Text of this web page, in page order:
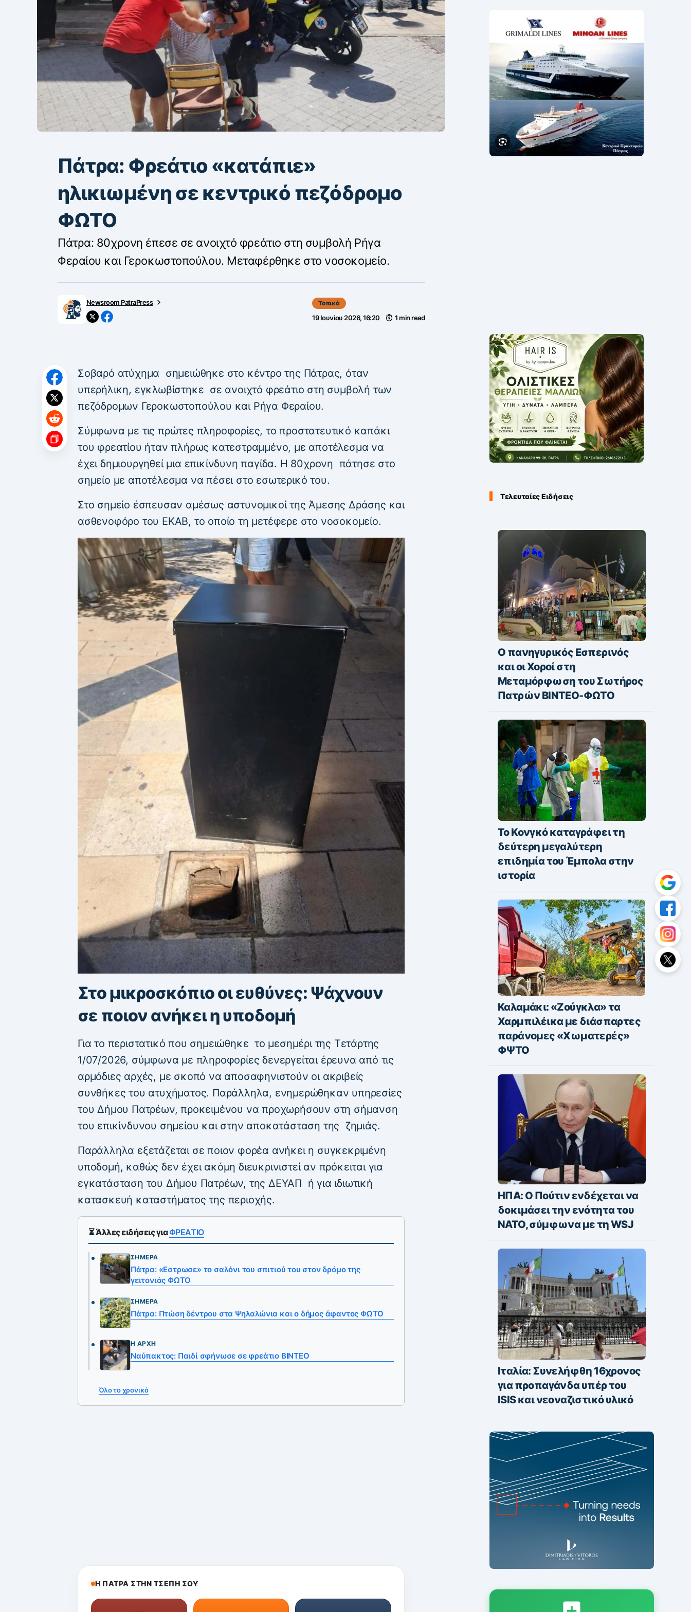
Πάτρα: Φρεάτιο «κατάπιε»
ηλικιωμένη σε κεντρικό πεζόδρομο
ΦΩΤΟ
Πάτρα: 80χρονη έπεσε σε ανοιχτό φρεάτιο στη συμβολή Ρήγα
Φεραίου και Γεροκωστοπούλου. Μεταφέρθηκε στο νοσοκομείο.
Newsroom PatraPress Τοπικά
19 Ιουνίου 2026, 16:20 1 min read
Σοβαρό ατύχημα σημειώθηκε στο κέντρο της Πάτρας, όταν
υπερήλικη, εγκλωβίστηκε σε ανοιχτό φρεάτιο στη συμβολή των
πεζόδρομων Γεροκωστοπούλου και Ρήγα Φεραίου.
Σύμφωνα με τις πρώτες πληροφορίες, το προστατευτικό καπάκι
του φρεατίου ήταν πλήρως κατεστραμμένο, με αποτέλεσμα να
έχει δημιουργηθεί μια επικίνδυνη παγίδα. Η 80χρονη πάτησε στο
σημείο με αποτέλεσμα να πέσει στο εσωτερικό του.
Στο σημείο έσπευσαν αμέσως αστυνομικοί της Άμεσης Δράσης και
ασθενοφόρο του ΕΚΑΒ, το οποίο τη μετέφερε στο νοσοκομείο.
Στο μικροσκόπιο οι ευθύνες: Ψάχνουν
σε ποιον ανήκει η υποδομή
Για το περιστατικό που σημειώθηκε το μεσημέρι της Τετάρτης
1/07/2026, σύμφωνα με πληροφορίες δενεργείται έρευνα από τις
αρμόδιες αρχές, με σκοπό να αποσαφηνιστούν οι ακριβείς
συνθήκες του ατυχήματος. Παράλληλα, ενημερώθηκαν υπηρεσίες
του Δήμου Πατρέων, προκειμένου να προχωρήσουν στη σήμανση
του επικίνδυνου σημείου και στην αποκατάσταση της ζημιάς.
Παράλληλα εξετάζεται σε ποιον φορέα ανήκει η συγκεκριμένη
υποδομή, καθώς δεν έχει ακόμη διευκρινιστεί αν πρόκειται για
εγκατάσταση του Δήμου Πατρέων, της ΔΕΥΑΠ ή για ιδιωτική
κατασκευή καταστήματος της περιοχής.
⏳ Άλλες ειδήσεις γιαΦΡΕΑΤΙΟ
ΣΉΜΕΡΑ
Πάτρα: «Εστρωσε» το σαλόνι του σπιτιού του στον δρόμο της
γειτονιάς ΦΩΤΟ
ΣΉΜΕΡΑ
Πάτρα: Πτώση δέντρου στα Ψηλαλώνια και ο δήμος άφαντος ΦΩΤΟ
Η ΑΡΧΉ
Ναύπακτος: Παιδί σφήνωσε σε φρεάτιο ΒΙΝΤΕΟ
Όλο το χρονικό
Η ΠΑΤΡΑ ΣΤΗΝ ΤΣΕΠΗ ΣΟΥ
Τελευταίες Ειδήσεις
Ο πανηγυρικός Εσπερινός
και οι Χοροί στη
Μεταμόρφωση του Σωτήρος
Πατρών ΒΙΝΤΕΟ-ΦΩΤΟ
Το Κονγκό καταγράφει τη
δεύτερη μεγαλύτερη
επιδημία του Έμπολα στην
ιστορία
Καλαμάκι: «Ζούγκλα» τα
Χαρμπιλέικα με διάσπαρτες
παράνομες «Χωματερές»
ΦΨΤΟ
ΗΠΑ: Ο Πούτιν ενδέχεται να
δοκιμάσει την ενότητα του
ΝΑΤΟ, σύμφωνα με τη WSJ
Ιταλία: Συνελήφθη 16χρονος
για προπαγάνδα υπέρ του
ISIS και νεοναζιστικό υλικό